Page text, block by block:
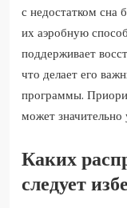
с недостатком сна
их аэробную
поддерживает
что делает его
программы.
может значительно
Каких
следует